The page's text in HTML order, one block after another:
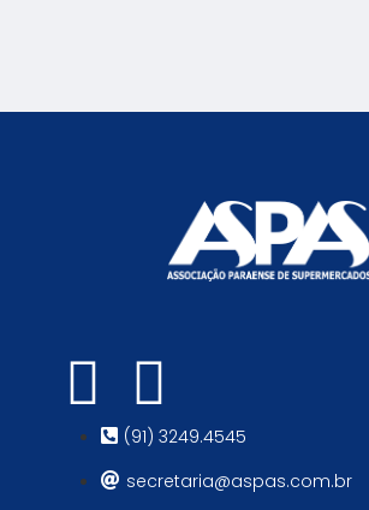
(91) 3249.4545
secretaria@aspas.com.br